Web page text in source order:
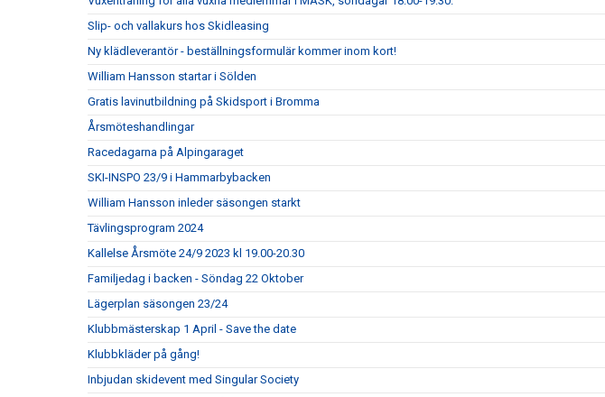
Slip- och vallakurs hos Skidleasing
Ny klädleverantör - beställningsformulär kommer inom kort!
William Hansson startar i Sölden
Gratis lavinutbildning på Skidsport i Bromma
Årsmöteshandlingar
Racedagarna på Alpingaraget
SKI-INSPO 23/9 i Hammarbybacken
William Hansson inleder säsongen starkt
Tävlingsprogram 2024
Kallelse Årsmöte 24/9 2023 kl 19.00-20.30
Familjedag i backen - Söndag 22 Oktober
Lägerplan säsongen 23/24
Klubbmästerskap 1 April - Save the date
Klubbkläder på gång!
Inbjudan skidevent med Singular Society